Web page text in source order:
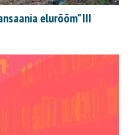
elurõõm" III